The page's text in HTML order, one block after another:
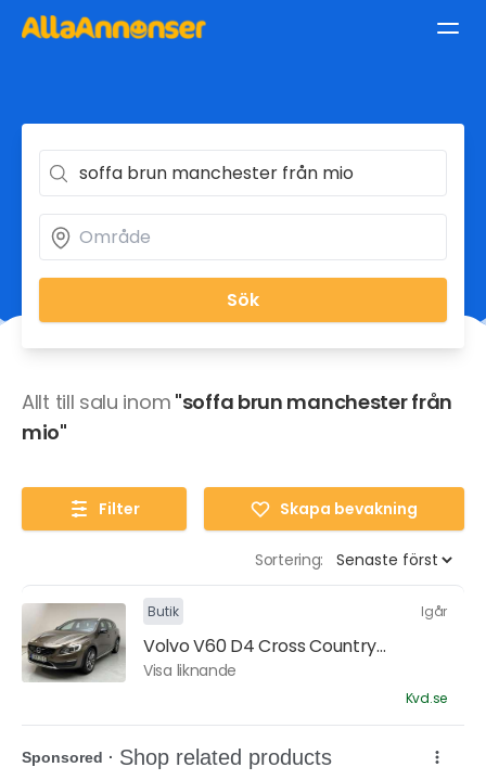
Sök
Allt till salu inom "soffa brun manchester från
mio"
Filter Skapa bevakning
Sortering:
Butik Igår
Volvo V60 D4 Cross Country...
Visa liknande
Kvd.se